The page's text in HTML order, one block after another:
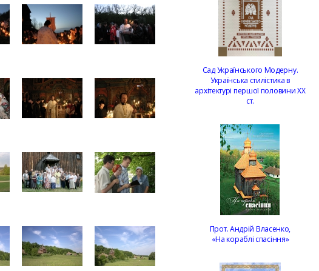
Сад Українського Модерну.
Українська стилістика в
архітектурі першої половини ХХ
ст.
Прот. Андрій Власенко,
«На кораблі спасіння»